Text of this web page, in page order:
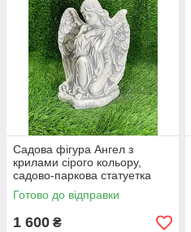
Садова фігура Ангел з
крилами сірого кольору,
садово-паркова статуетка
дівчинки з крилами на
колінах, скульптура
скорботний ангел
Готово до відправки
1 600 ₴